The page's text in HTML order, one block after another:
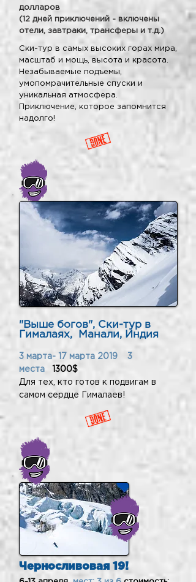
Черносливовая 19!
долларов
(12 дней приключений - включены
отели, завтраки, трансферы и т.д.)
Ски-тур в самых высоких горах мира,
масштаб и мощь, высота и красота.
Незабываемые подъемы,
умопомрачительные спуски и
уникальная атмосфера.
Приключение, которое запомнится
надолго!
"Выше богов", Ски-тур в
Гималаях, Манали, Индия
3 марта- 17 марта 2019 3
места
1300$
Для тех, кто готов к подвигам в
самом сердце Гималаев!